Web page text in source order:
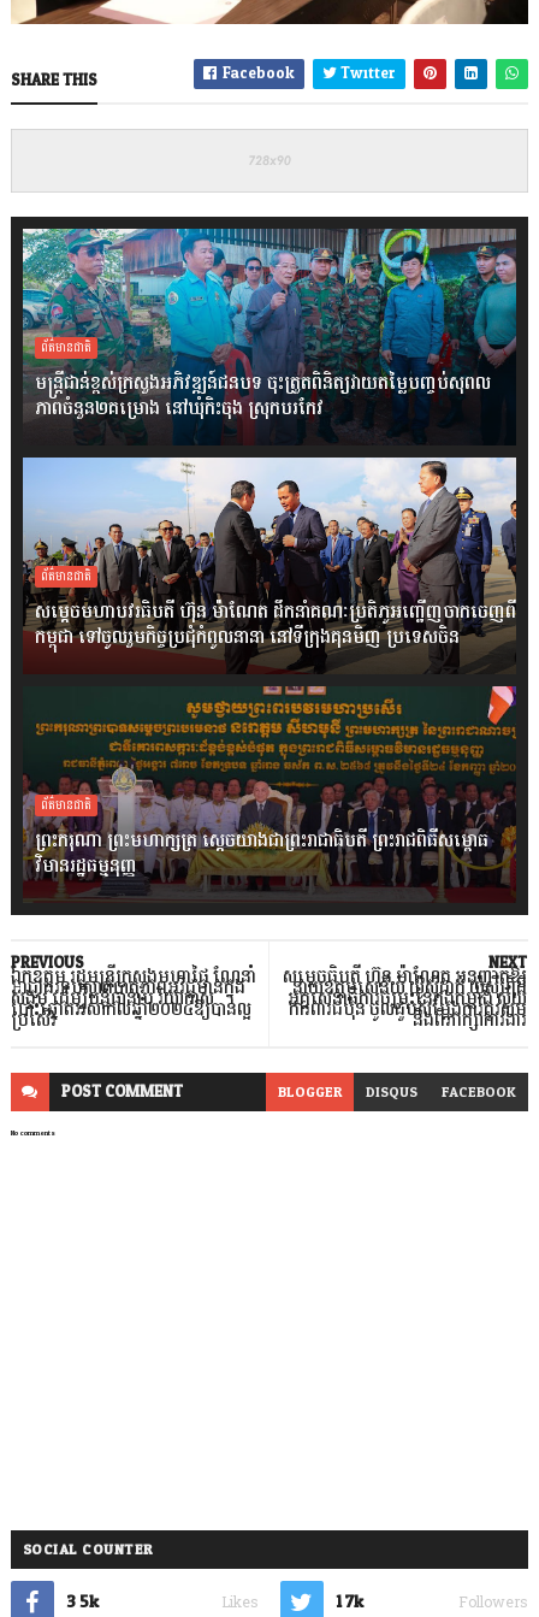
SHARE THIS Facebook Twitter
ព័ត៌មានជាតិ
មន្ត្រីជាន់ខ្ពស់ក្រសួងអភិវឌ្ឍន៍ជនបទ ចុះត្រួតពិនិត្យវាយតម្លៃបញ្ចប់សុពល
ភាពចំនួន២គម្រោង នៅឃុំកិះចុង ស្រុកបរកែវ
ព័ត៌មានជាតិ
សម្តេចមហាបវរធិបតី ហ៊ុន ម៉ាណែត ដឹកនាំគណៈប្រតិភូអញ្ជើញចាកចេញពី
កម្ពុជា ទៅចូលរួមកិច្ចប្រជុំកំពូលនានា នៅទីក្រុងគុនមិញ ប្រទេសចិន
ព័ត៌មានជាតិ
ព្រះករុណា ព្រះមហាក្សត្រ ស្តេចយាងជាព្រះរាជាធិបតី ព្រះរាជពិធីសម្ពោធ
វិមានរដ្ឋធម្មនុញ្ញ
NEXT
សម្តេចធិបតី ហ៊ុន ម៉ាណែត អនុញ្ញាតឱ្យ
នាយឧត្តមសេនីយ៍ យ៉ូស៊ីដាក់ យ៉ូស៊ីហ៊ិដិ
អគ្គសេនាធិការចម្រុះនៃកងកម្លាំង ស្វ័យ
ការពារជប៉ុន ចូលជួបសម្តែងការគួរសម
និងពិភាក្សាការងារ
PREVIOUS
ឯកឧត្តម រដ្ឋមន្ត្រីក្រសួងមហាផ្ទៃ ណែនាំ
អាជ្ញាធរទប់ស្កាត់បាតុភាពអវិជ្ជមានក្នុង
សង្គម ដើម្បីបន្តធានាប រិយាកាស
បោះឆ្នោតអសាកលឆ្នាំ២០២៤ឱ្យបានល្អ
ប្រសើរ
POSTCOMMENT BLOGGER DISQUS FACEBOOK
No comments
SOCIAL COUNTER
3.5k Likes 1.7k Followers